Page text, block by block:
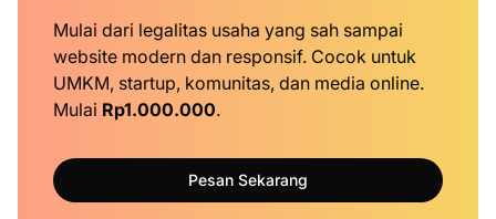
Mulai dari legalitas usaha yang sah sampai
website modern dan responsif. Cocok untuk
UMKM, startup, komunitas, dan media online.
Mulai Rp1.000.000.
Pesan Sekarang